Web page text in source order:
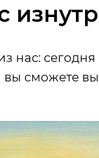
нас:
сможете